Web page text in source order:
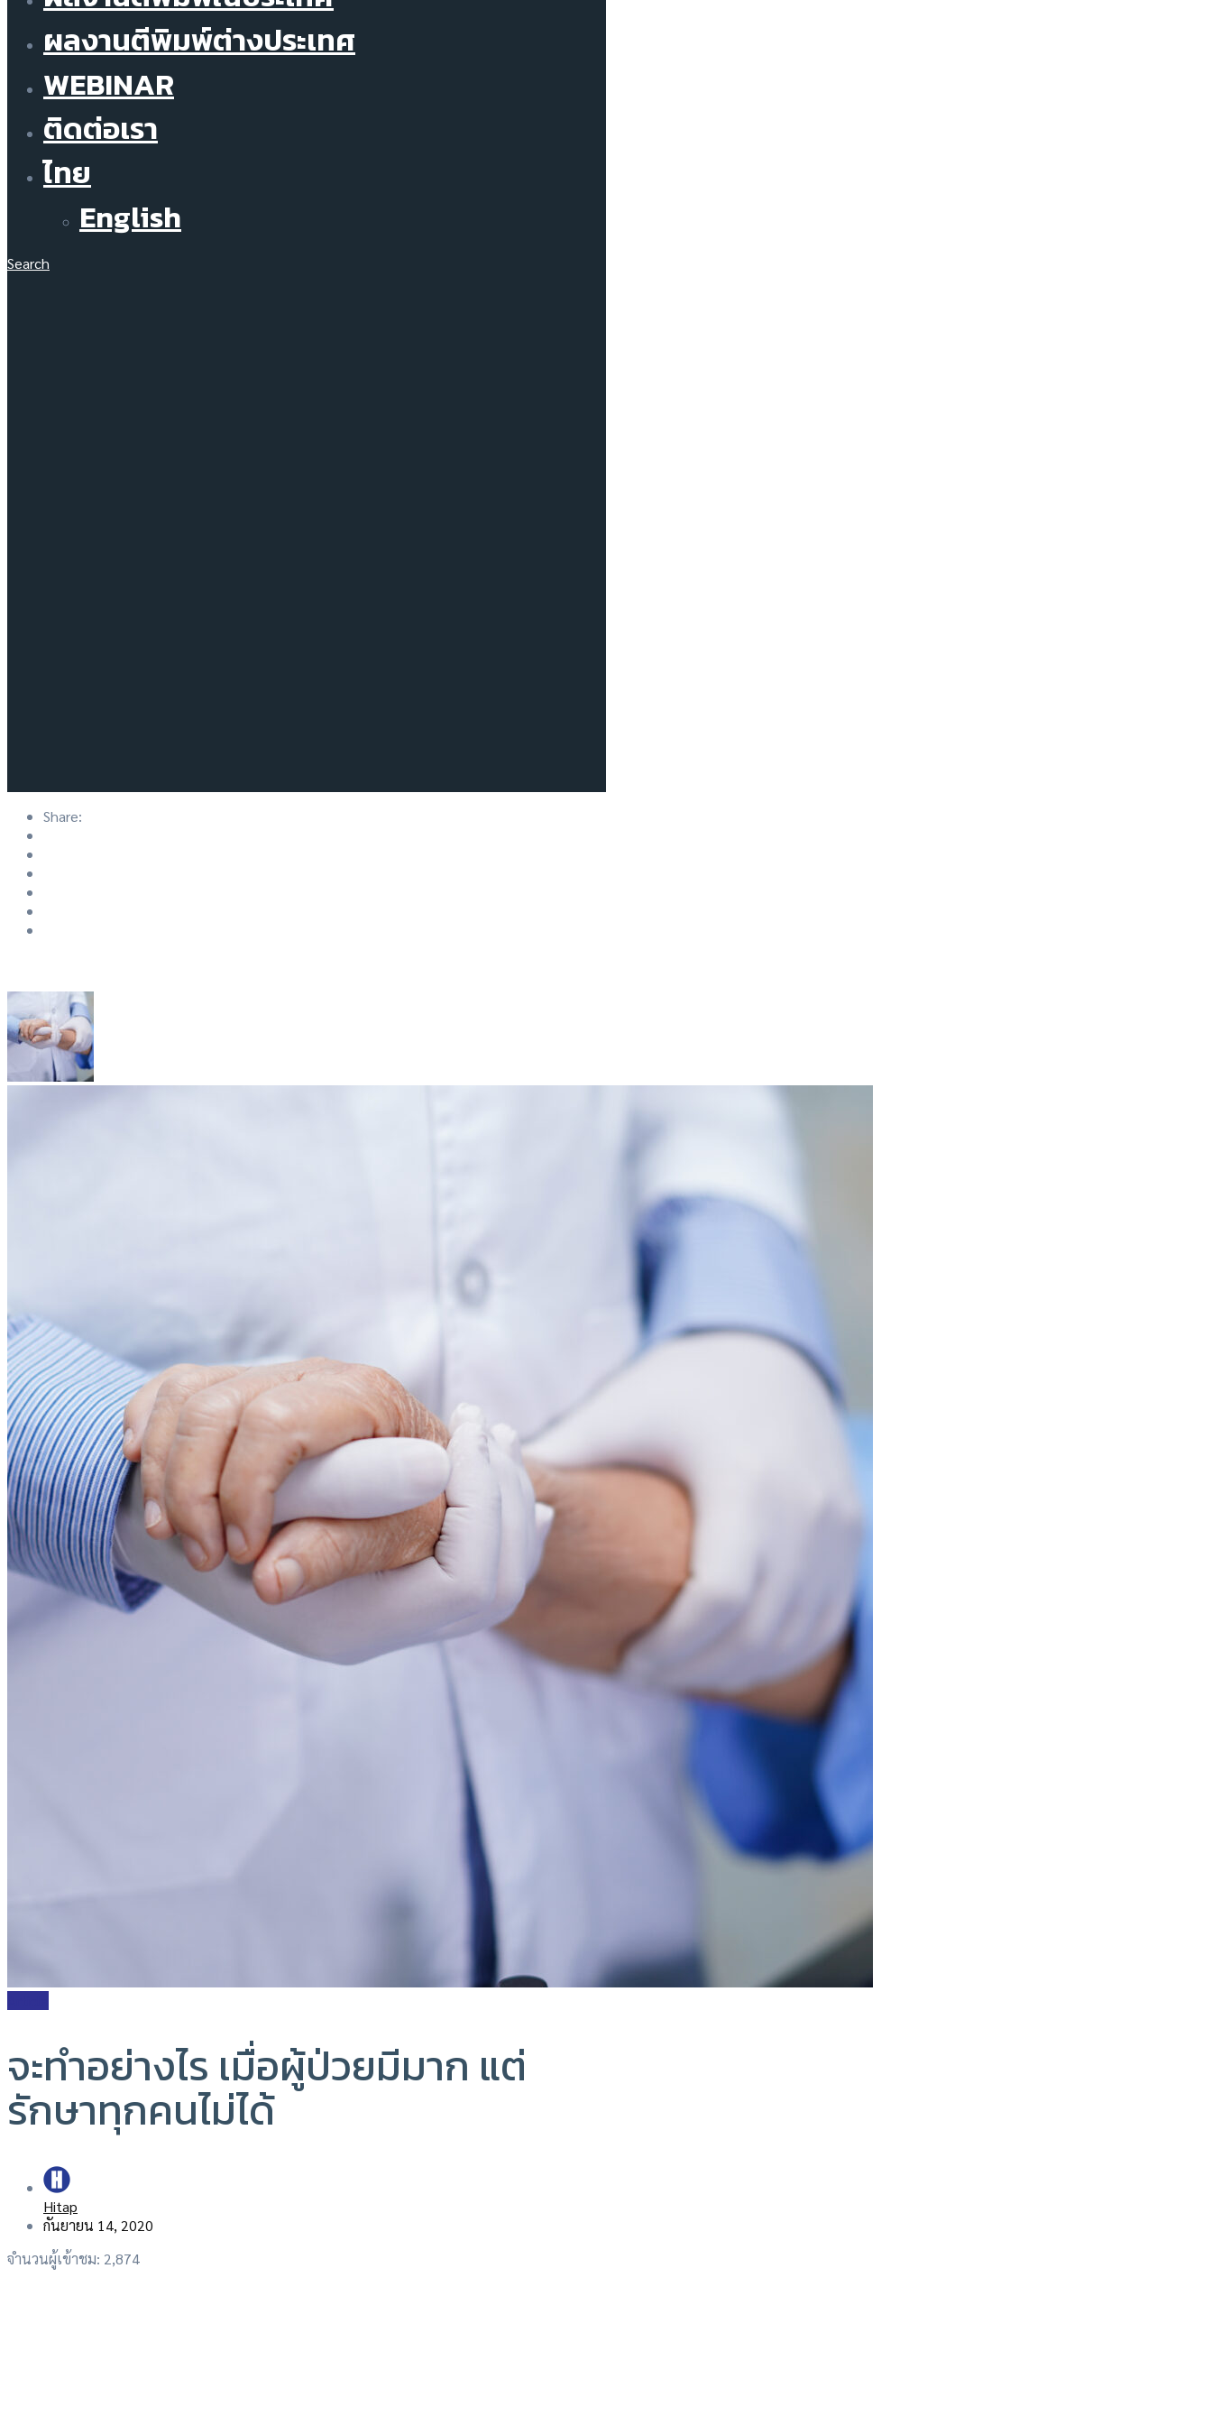
ผลงานตีพิมพ์ต่างประเทศ
WEBINAR
ติดต่อเรา
ไทย
English
Search
Share:
จะทำอย่างไร เมื่อผู้ป่วยมีมาก แต่
รักษาทุกคนไม่ได้
Hitap
กันยายน 14, 2020
จำนวนผู้เข้าชม: 2,874